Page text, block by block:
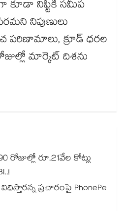
నిఫ్టీకి సమీప
నిపుణులు
పరిణామాలు, క్రూడ్ ధరల
మార్కెట్ దిశను
రూ.21వేల కోట్లు
ప్రచారంపై PhonePe